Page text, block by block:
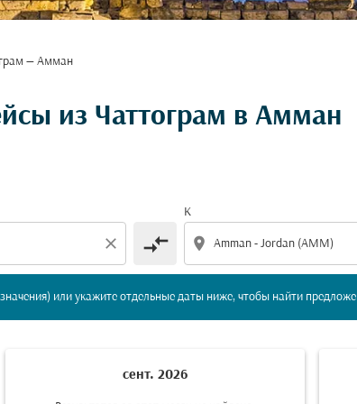
— Амман
из Чаттограм в Амман
close compare_arrows
К
location_on
или укажите отдельные даты ниже, чтобы найти
или пункт назначения) или укажите
сент. 2026